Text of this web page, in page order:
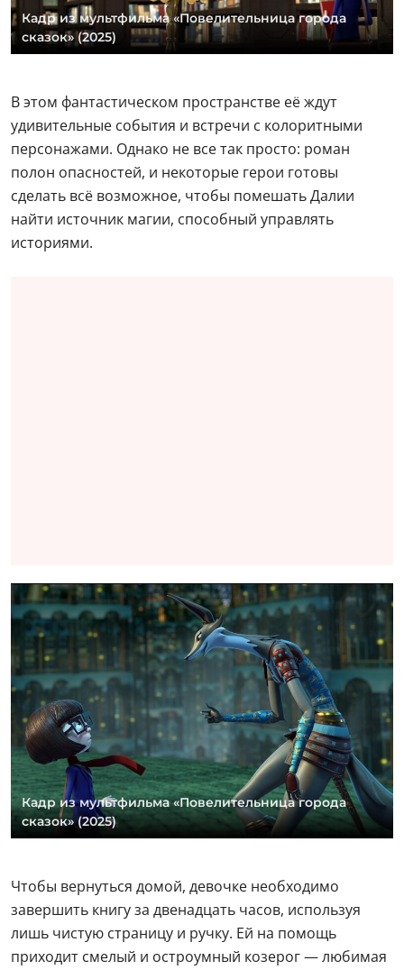
Кадр из мультфильма «Повелительница города
сказок» (2025)
В этом фантастическом пространстве её ждут
удивительные события и встречи с колоритными
персонажами. Однако не все так просто: роман
полон опасностей, и некоторые герои готовы
сделать всё возможное, чтобы помешать Далии
найти источник магии, способный управлять
историями.
Кадр из мультфильма «Повелительница города
сказок» (2025)
Чтобы вернуться домой, девочке необходимо
завершить книгу за двенадцать часов, используя
лишь чистую страницу и ручку. Ей на помощь
приходит смелый и остроумный козерог — любимая